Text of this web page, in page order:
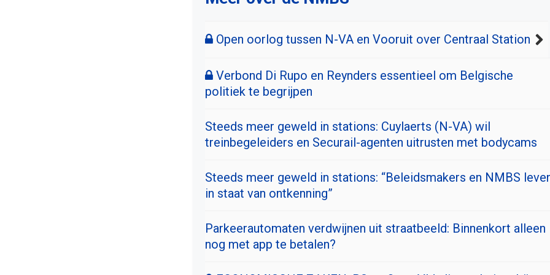
Open oorlog tussen N-VA en Vooruit over Centraal Station
Verbond Di Rupo en Reynders essentieel om Belgische
politiek te begrijpen
Steeds meer geweld in stations: Cuylaerts (N-VA) wil
treinbegeleiders en Securail-agenten uitrusten met bodycams
Steeds meer geweld in stations: “Beleidsmakers en NMBS
in staat van ontkenning”
Parkeerautomaten verdwijnen uit straatbeeld: Binnenkort alleen
nog met app te betalen?